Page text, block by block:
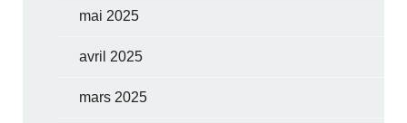
mai 2025
avril 2025
mars 2025